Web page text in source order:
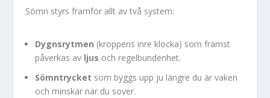
Sömn styrs framför allt av två system:
Dygnsrytmen (kroppens inre klocka) som främst
påverkas av ljus och regelbundenhet.
Sömntrycket som byggs upp ju längre du är vaken
och minskar när du sover.